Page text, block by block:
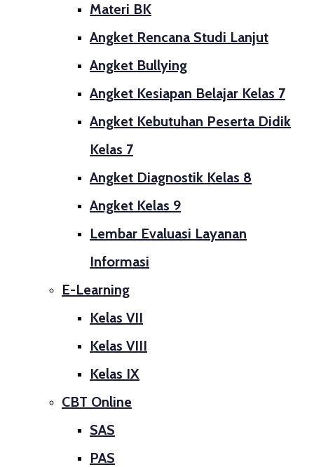
Materi BK
Angket Rencana Studi Lanjut
Angket Bullying
Angket Kesiapan Belajar Kelas 7
Angket Kebutuhan Peserta Didik
Kelas 7
Angket Diagnostik Kelas 8
Angket Kelas 9
Lembar Evaluasi Layanan
Informasi
E-Learning
Kelas VII
Kelas VIII
Kelas IX
CBT Online
SAS
PAS